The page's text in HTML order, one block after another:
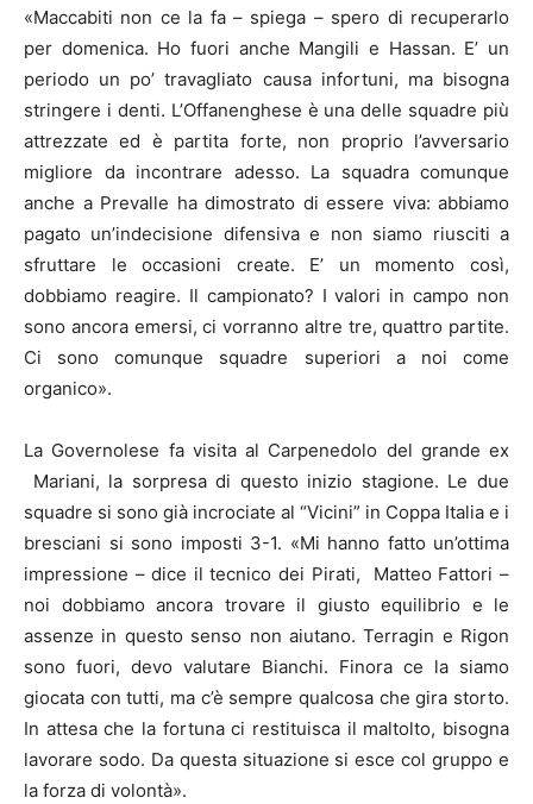
«Maccabiti non ce la fa – spiega – spero di recuperarlo
per domenica. Ho fuori anche Mangili e Hassan. E’ un
periodo un po’ travagliato causa infortuni, ma bisogna
stringere i denti. L’Offanenghese è una delle squadre più
attrezzate ed è partita forte, non proprio l’avversario
migliore da incontrare adesso. La squadra comunque
anche a Prevalle ha dimostrato di essere viva: abbiamo
pagato un’indecisione difensiva e non siamo riusciti a
sfruttare le occasioni create. E’ un momento così,
dobbiamo reagire. Il campionato? I valori in campo non
sono ancora emersi, ci vorranno altre tre, quattro partite.
Ci sono comunque squadre superiori a noi come
organico».
La Governolese fa visita al Carpenedolo del grande ex
Mariani, la sorpresa di questo inizio stagione. Le due
squadre si sono già incrociate al “Vicini” in Coppa Italia e i
bresciani si sono imposti 3-1. «Mi hanno fatto un’ottima
impressione – dice il tecnico dei Pirati, Matteo Fattori –
noi dobbiamo ancora trovare il giusto equilibrio e le
assenze in questo senso non aiutano. Terragin e Rigon
sono fuori, devo valutare Bianchi. Finora ce la siamo
giocata con tutti, ma c’è sempre qualcosa che gira storto.
In attesa che la fortuna ci restituisca il maltolto, bisogna
lavorare sodo. Da questa situazione si esce col gruppo e
la forza di volontà».